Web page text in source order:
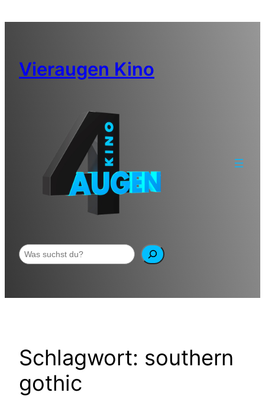
Vieraugen Kino
Suchen
Schlagwort: southern
gothic